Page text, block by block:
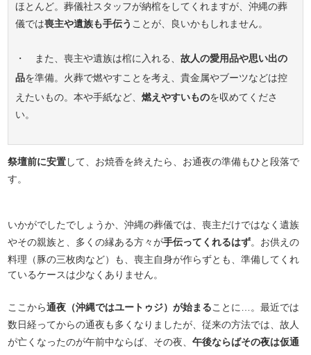
ほとんど。葬儀社スタッフが納棺をしてくれますが、沖縄の葬
儀では喪主や遺族も手伝う ことが、良いかもしれません。
・ また、喪主や遺族は棺に入れる、故人の愛用品や思い出の
品を準備。火葬で燃やすことを考え、貴金属やブーツなどは控
えたいもの。本や手紙など、燃えやすいものを収めてくださ
い。
祭壇前に安置して、お焼香を終えたら、お通夜の準備もひと段落で
す。
いかがでしたでしょうか、沖縄の葬儀では、喪主だけではなく遺族
やその親族と、多くの縁ある方々が手伝ってくれるはず。お供えの
料理（豚の三枚肉など）も、喪主自身が作らずとも、準備してくれ
ているケースは少なくありません。
ここから通夜（沖縄ではユートゥジ）が始まることに…。最近では
数日経ってからの通夜も多くなりましたが、従来の方法では、故人
が亡くなったのが午前中ならば、その夜、午後ならばその夜は仮通